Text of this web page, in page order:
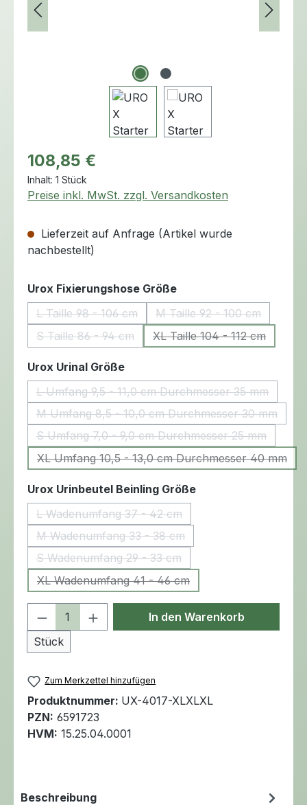
Regulärer Preis:
108,85 €
Inhalt: 1 Stück
Preise inkl. MwSt. zzgl. Versandkosten
Lieferzeit auf Anfrage (Artikel wurde
nachbestellt)
Urox Fixierungshose Größeauswählen
L Taille 98 - 106 cm
(Diese Option ist zurzeit nicht verfügbar.)
M Taille 92 - 100 cm
(Diese Option ist
S Taille 86 - 94 cm
(Diese Option ist zurzeit nicht verfügbar.)
XL Taille 104 - 112 cm
(Diese Option ist
Urox Urinal Größeauswählen
L Umfang 9,5 - 11,0 cm Durchmesser 35 mm
(Diese Option ist zurzeit nicht
M Umfang 8,5 - 10,0 cm Durchmesser 30 mm
(Diese Option ist zurzeit nicht
S Umfang 7,0 - 9,0 cm Durchmesser 25 mm
(Diese Option ist zurzeit nicht
XL Umfang 10,5 - 13,0 cm Durchmesser 40 mm
(Diese Option ist zurzeit nicht
Urox Urinbeutel Beinling Größeauswählen
L Wadenumfang 37 - 42 cm
(Diese Option ist zurzeit nicht verfügbar.)
M Wadenumfang 33 - 38 cm
(Diese Option ist zurzeit nicht verfügbar.)
S Wadenumfang 29 - 33 cm
(Diese Option ist zurzeit nicht verfügbar.)
XL Wadenumfang 41 - 46 cm
(Diese Option ist zurzeit nicht verfügbar.)
Produkt Anzahl: Gib den
Stück
In den Warenkorb
Zum Merkzettel hinzufügen
Produktnummer: UX-4017-XLXLXL
PZN: 6591723
HVM: 15.25.04.0001
Beschreibung